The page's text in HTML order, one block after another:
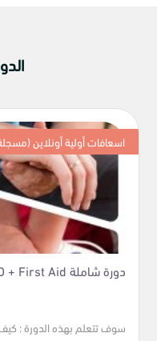
اسعافات أولية أونلاين
دورة شاملة CPR + AED + First Aid
سوف تتعلم بهذه الدورة :